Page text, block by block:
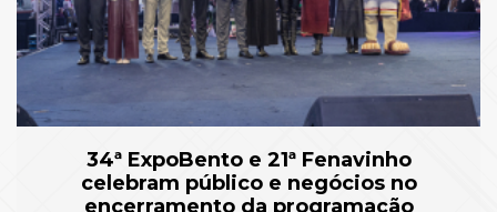
34ª ExpoBento e 21ª Fenavinho
celebram público e negócios no
encerramento da programação